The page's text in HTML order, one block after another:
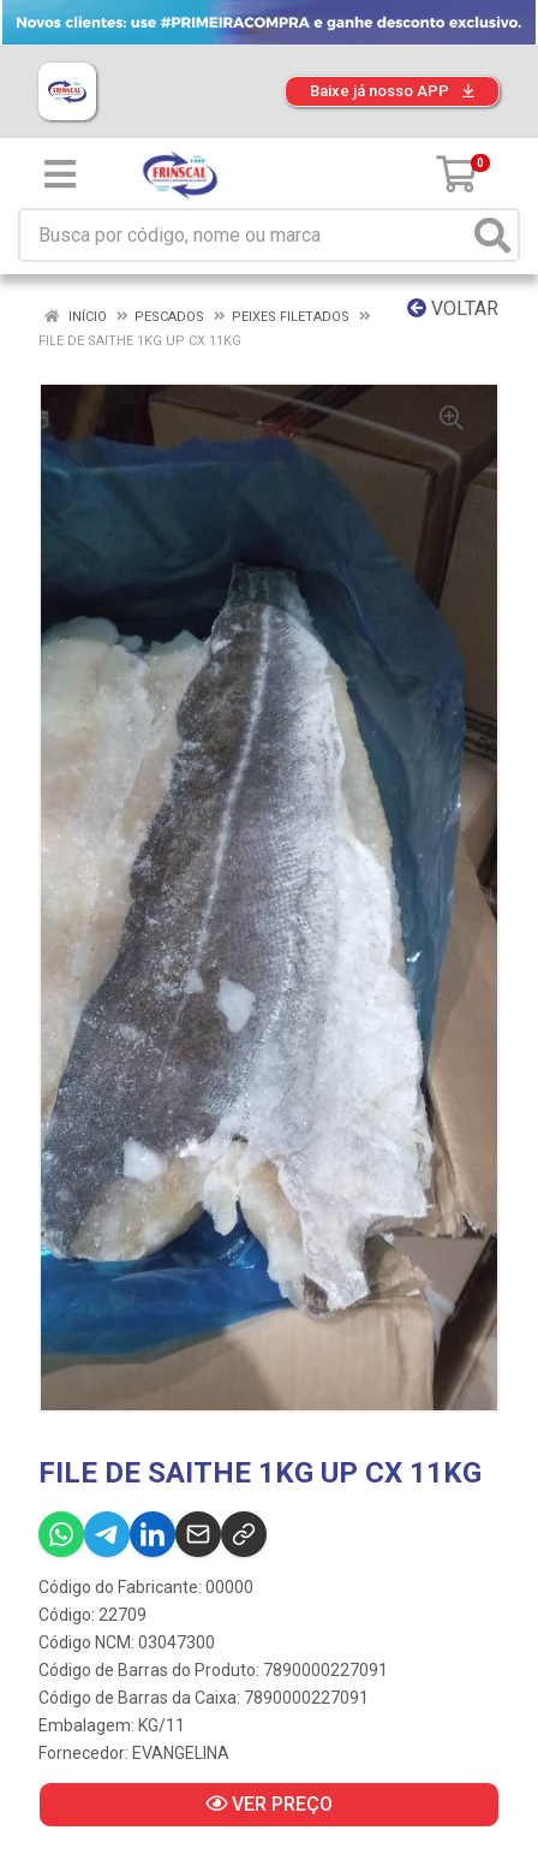
Baixe já nosso APP
0
VOLTAR
INÍCIO PESCADOS
PEIXES FILETADOS
FILE DE SAITHE 1KG UP CX 11KG
FILE DE SAITHE 1KG UP CX 11KG
Código do Fabricante: 00000
Código: 22709
Código NCM: 03047300
Código de Barras do Produto: 7890000227091
Código de Barras da Caixa: 7890000227091
Embalagem: KG/11
Fornecedor: EVANGELINA
VER PREÇO